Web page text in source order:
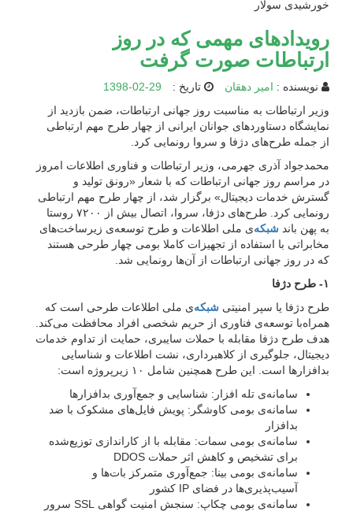
رویدادهای مهمی که در روز
ارتباطات صورت گرفت
نویسنده : امیر دهقان تاریخ :
1398-02-29
وزیر ارتباطات به مناسبت روز جهانی ارتباطات، ضمن بازدید از
نمایشگاه دستاوردهای جوانان ایرانی از چهار طرح مهم ارتباطی
از جمله طرح‌های دژفا و سروا رونمایی کرد.
محمدجواد آذری جهرمی، وزیر ارتباطات و فناوری اطلاعات امروز
در مراسم روز جهانی ارتباطات که با شعار «رونق تولید و
گسترش خدمات دیجیتال» برگزار شد، از چهار طرح مهم ارتباطی
رونمایی کرد. طرح‌های دژفا، سروا، اتصال بیش از ۷۲۰۰ روستا
به پهن باند شبکه‌ی ملی اطلاعات و طرح توسعه‌ی زیرساخت‌های
مخابراتی با استفاده از تجهیزات کاملا بومی چهار طرحی هستند
که در روز جهانی ارتباطات از آن‌ها رونمایی شد.
۱- طرح دژفا
طرح دژفا یا سپر امنیتی شبکه‌ی ملی اطلاعات طرحی است که
همراه‌با توسعه‌ی فناوری از حریم شخصی افراد محافظت می‌کند.
هدف طرح دژفا مقابله با حملات سایبری، حمایت از تداوم خدمات
دیجیتال، جلوگیری از کلاهبرداری، نشت اطلاعات و شناسایی
بدافزارها است. این طرح همچنین شامل ۱۰ زیرپروژه است:
سامانه‌ی تله افزار: شناسایی و جمع‌آوری بدافزارها
سامانه‌ی بومی کاوشگر: پویش فایل‌های مشکوک با ضد
بدافزار
سامانه‌ی بومی سمات: مقابله با از کاراندازی توزیع‌شده
برای تشخیص و کاهش اثر حملات DDOS
سامانه‌ی بومی بینا: جمع‌آوری متمرکز بات‌ها و
آسیب‌پذیری‌ها در فضای IP کشور
سامانه‌ی بومی چکاپ: سنجش امنیت گواهی SSL سرور